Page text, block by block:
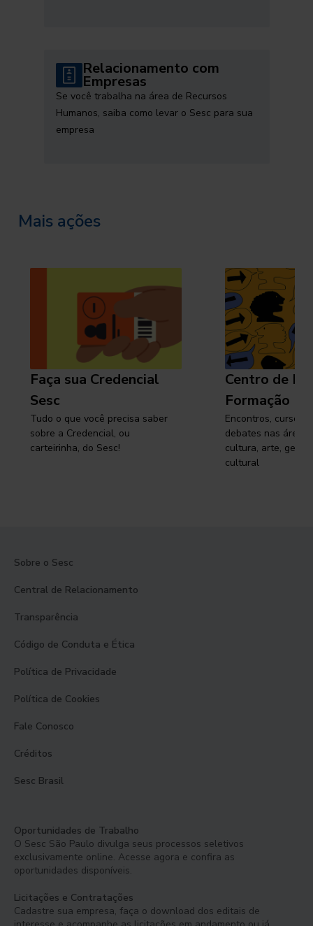
Relacionamento com
Empresas
Se você trabalha na área de Recursos
Humanos, saiba como levar o Sesc para sua
empresa
Mais ações
Faça sua Credencial
Sesc
Tudo o que você precisa saber
sobre a Credencial, ou
carteirinha, do Sesc!
Centro de
Formação
Encontros, cursos,
debates nas áreas
cultura, arte,
cultural
Sobre o Sesc
Central de Relacionamento
Transparência
Código de Conduta e Ética
Política de Privacidade
Política de Cookies
Fale Conosco
Créditos
Sesc Brasil
Oportunidades de Trabalho
O Sesc São Paulo divulga seus processos seletivos
exclusivamente online. Acesse agora e confira as
oportunidades disponíveis.
Licitações e Contratações
Cadastre sua empresa, faça o download dos editais de